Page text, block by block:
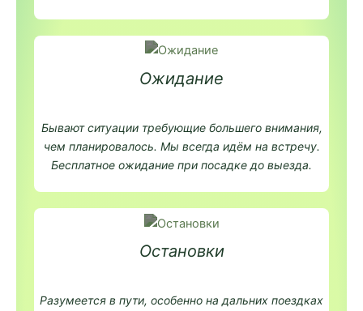
Ожидание
Бывают ситуации требующие большего внимания,
чем планировалось. Мы всегда идём на встречу.
Бесплатное ожидание при посадке до выезда.
Остановки
Разумеется в пути, особенно на дальних поездках